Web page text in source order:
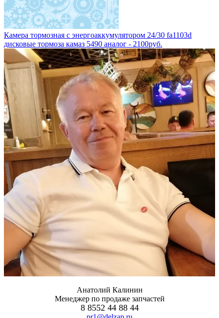
Камера тормозная с энергоаккумулятором 24/30 fa1103d
дисковые тормоза камаз 5490 аналог - 2100руб.
Анатолий Калинин
Менеджер по продаже запчастей
8 8552 44 88 44